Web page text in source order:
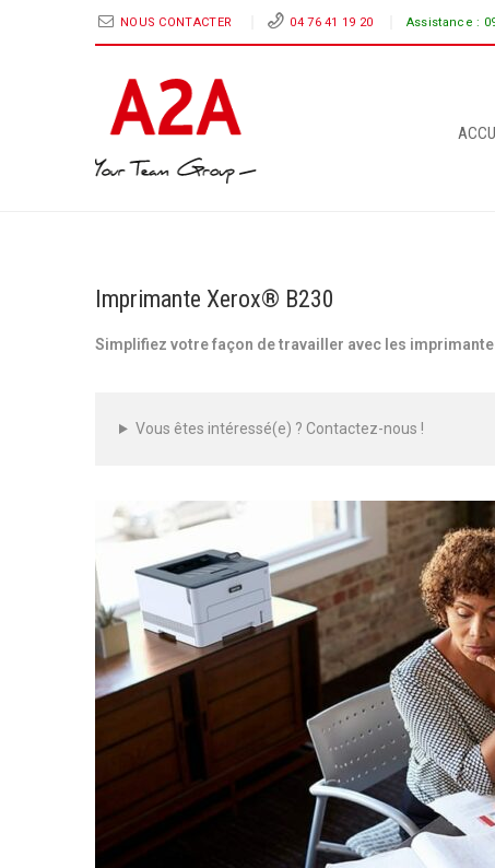
NOUS CONTACTER 04 76 41 19 20 Assistance :
Imprimante Xerox® B230
Simplifiez votre façon de travailler avec les
Vous êtes intéressé(e) ? Contactez-nous !